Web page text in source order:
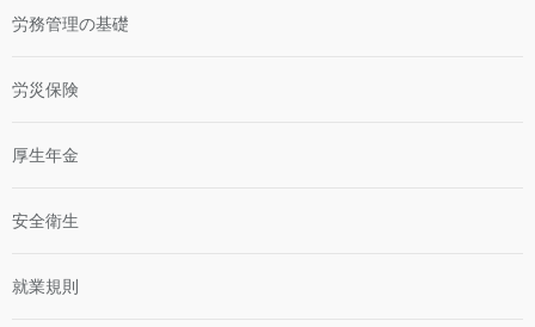
労務管理の基礎
労災保険
厚生年金
安全衛生
就業規則